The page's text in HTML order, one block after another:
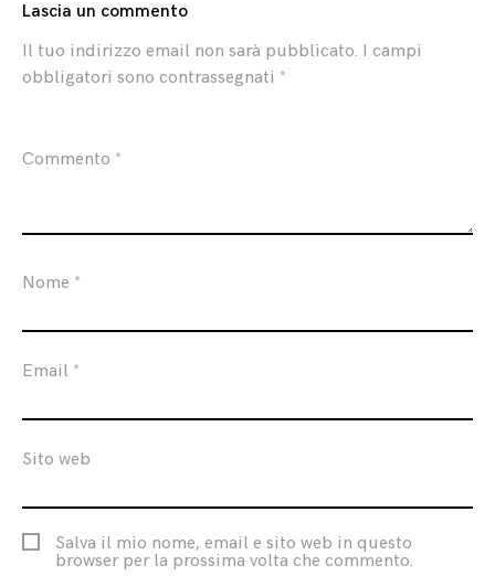
Lascia un commento
Il tuo indirizzo email non sarà pubblicato. I campi
obbligatori sono contrassegnati *
Commento *
Nome *
Email *
Sito web
Salva il mio nome, email e sito web in questo
browser per la prossima volta che commento.